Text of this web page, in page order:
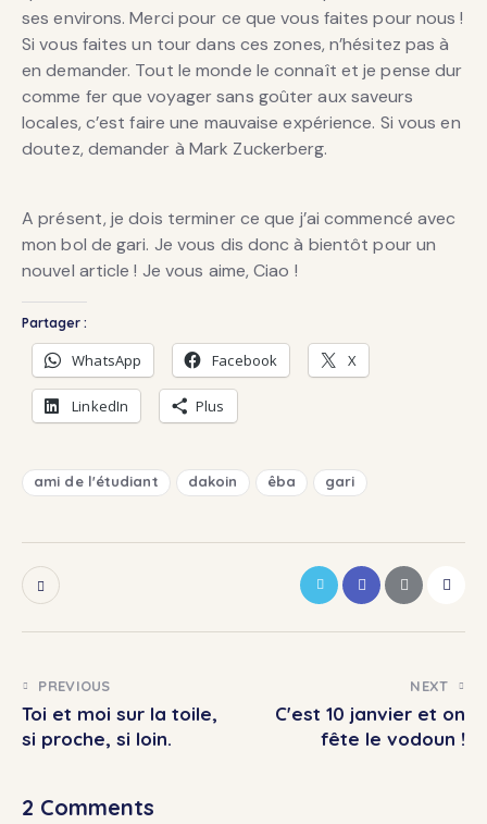
ses environs. Merci pour ce que vous faites pour nous !
Si vous faites un tour dans ces zones, n’hésitez pas à
en demander. Tout le monde le connaît et je pense dur
comme fer que voyager sans goûter aux saveurs
locales, c’est faire une mauvaise expérience. Si vous en
doutez, demander à Mark Zuckerberg.
A présent, je dois terminer ce que j’ai commencé avec
mon bol de gari. Je vous dis donc à bientôt pour un
nouvel article ! Je vous aime, Ciao !
Partager :
WhatsApp Facebook X
LinkedIn Plus
ami de l'étudiant dakoin êba gari
PREVIOUS
Toi et moi sur la toile,
si proche, si loin.
NEXT
C'est 10 janvier et on
fête le vodoun !
2 Comments